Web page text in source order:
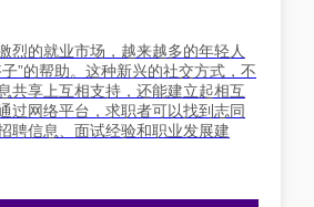
烈的就业市场，越来越多的年轻人
”的帮助。这种新兴的社交方式，不
共享上互相支持，还能建立起相互
过网络平台，求职者可以找到志同
聘信息、面试经验和职业发展建